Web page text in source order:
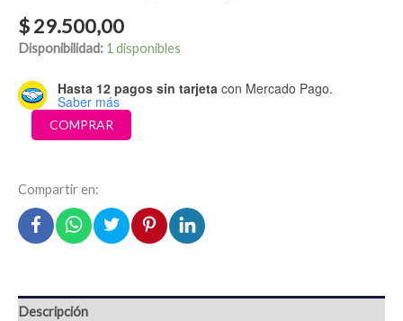
$29.500,00
Disponibilidad: 1 disponibles
Hasta 12 pagos sin tarjeta con Mercado Pago.
Saber más
Pez
interactivo
Fish-
e
big
COMPRAR
Compartir en:
Descripción